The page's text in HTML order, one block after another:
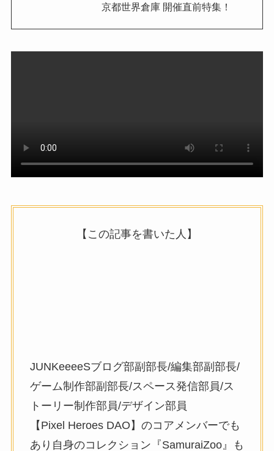
京都世界倉庫 開催直前特集！
【この記事を書いた人】
JUNKeeeeSブログ部副部長/編集部副部長/
ゲーム制作部副部長/スペース発信部員/ス
トーリー制作部員/デザイン部員
【Pixel Heroes DAO】のコアメンバーでも
あり自身のコレクション『SamuraiZoo』も